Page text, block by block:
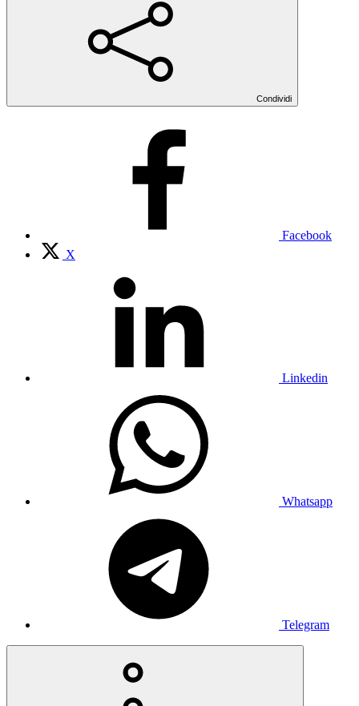
Condividi
Facebook
X
Linkedin
Whatsapp
Telegram